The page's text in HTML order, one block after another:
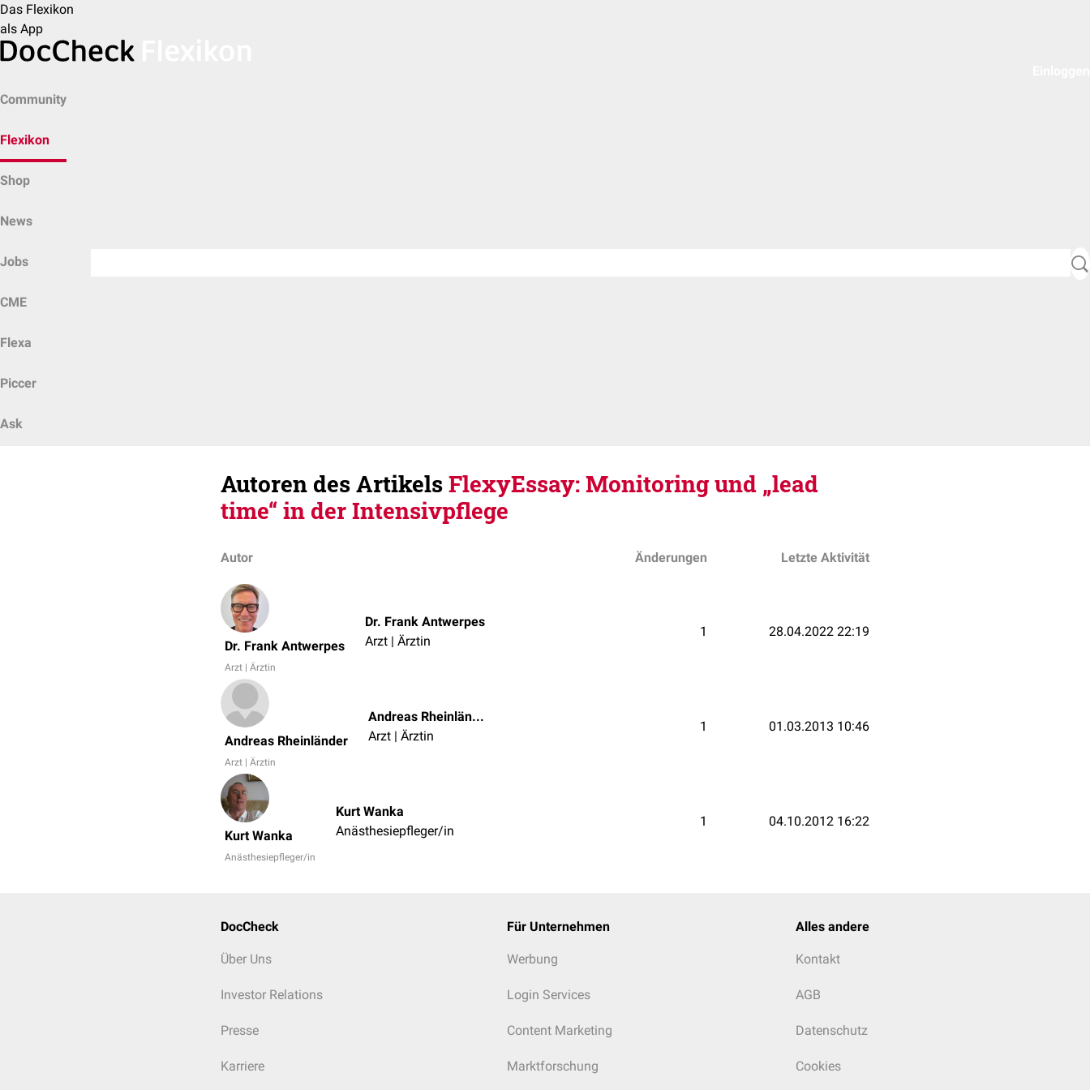
Das Flexikon
als App
Community
Flexikon
Shop
News
Jobs
CME
Flexa
Piccer
Ask
Autoren des ArtikelsFlexyEssay: Monitoring und „lead
time“ in der Intensivpflege
Autor Änderungen Letzte Aktivität
Dr. Frank Antwerpes
Arzt | Ärztin
Dr. Frank Antwerpes
Arzt | Ärztin
1 28.04.2022 22:19
Andreas Rheinländer
Arzt | Ärztin
Andreas Rheinländer
Arzt | Ärztin
1 01.03.2013 10:46
Kurt Wanka
Anästhesiepfleger/in
Kurt Wanka
Anästhesiepfleger/in
1 04.10.2012 16:22
DocCheck
Über Uns
Investor Relations
Presse
Karriere
Für Unternehmen
Werbung
Login Services
Content Marketing
Marktforschung
Alles andere
Kontakt
AGB
Datenschutz
Cookies